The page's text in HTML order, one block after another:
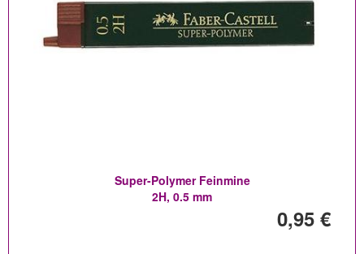
Super-Polymer Feinmine
2H, 0.5 mm
0,95 €